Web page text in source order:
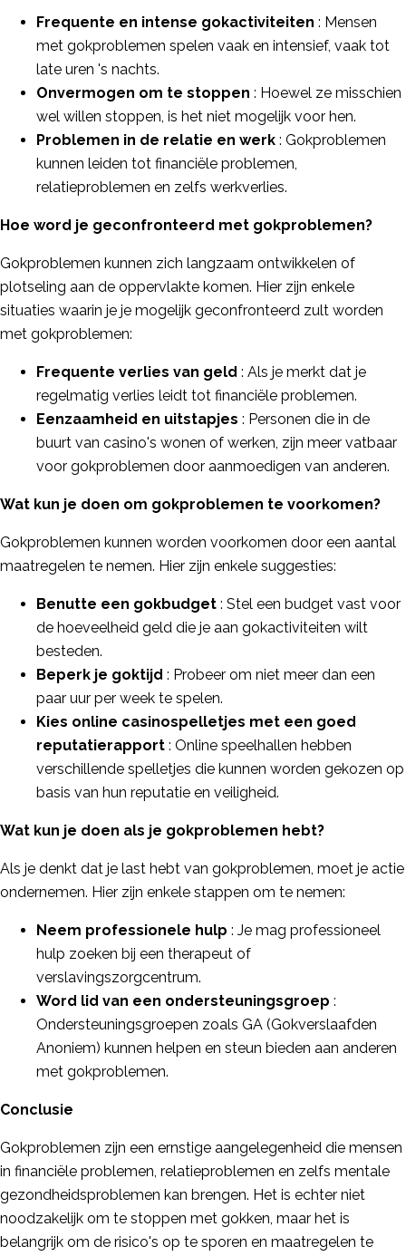
Frequente en intense gokactiviteiten : Mensen
met gokproblemen spelen vaak en intensief, vaak tot
late uren 's nachts.
Onvermogen om te stoppen : Hoewel ze misschien
wel willen stoppen, is het niet mogelijk voor hen.
Problemen in de relatie en werk : Gokproblemen
kunnen leiden tot financiële problemen,
relatieproblemen en zelfs werkverlies.
Hoe word je geconfronteerd met gokproblemen?
Gokproblemen kunnen zich langzaam ontwikkelen of
plotseling aan de oppervlakte komen. Hier zijn enkele
situaties waarin je je mogelijk geconfronteerd zult worden
met gokproblemen:
Frequente verlies van geld : Als je merkt dat je
regelmatig verlies leidt tot financiële problemen.
Eenzaamheid en uitstapjes : Personen die in de
buurt van casino's wonen of werken, zijn meer vatbaar
voor gokproblemen door aanmoedigen van anderen.
Wat kun je doen om gokproblemen te voorkomen?
Gokproblemen kunnen worden voorkomen door een aantal
maatregelen te nemen. Hier zijn enkele suggesties:
Benutte een gokbudget : Stel een budget vast voor
de hoeveelheid geld die je aan gokactiviteiten wilt
besteden.
Beperk je goktijd : Probeer om niet meer dan een
paar uur per week te spelen.
Kies online casinospelletjes met een goed
reputatierapport : Online speelhallen hebben
verschillende spelletjes die kunnen worden gekozen op
basis van hun reputatie en veiligheid.
Wat kun je doen als je gokproblemen hebt?
Als je denkt dat je last hebt van gokproblemen, moet je actie
ondernemen. Hier zijn enkele stappen om te nemen:
Neem professionele hulp : Je mag professioneel
hulp zoeken bij een therapeut of
verslavingszorgcentrum.
Word lid van een ondersteuningsgroep :
Ondersteuningsgroepen zoals GA (Gokverslaafden
Anoniem) kunnen helpen en steun bieden aan anderen
met gokproblemen.
Conclusie
Gokproblemen zijn een ernstige aangelegenheid die mensen
in financiële problemen, relatieproblemen en zelfs mentale
gezondheidsproblemen kan brengen. Het is echter niet
noodzakelijk om te stoppen met gokken, maar het is
belangrijk om de risico's op te sporen en maatregelen te